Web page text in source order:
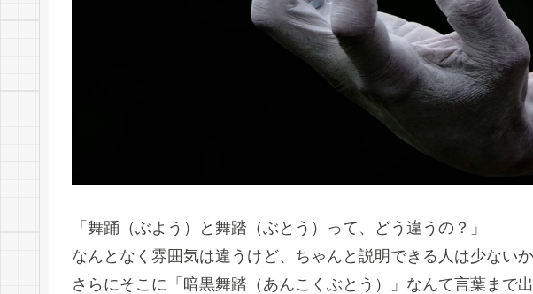
「舞踊（ぶよう）と舞踏（ぶとう）って、どう違うの？」
なんとなく雰囲気は違うけど、ちゃんと説明できる人は少ない
さらにそこに「暗黒舞踏（あんこくぶとう）」なんて言葉まで